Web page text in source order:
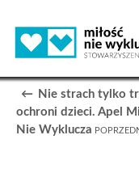
Nie strach tylko
ochroni dzieci. Apel
Nie Wyklucza